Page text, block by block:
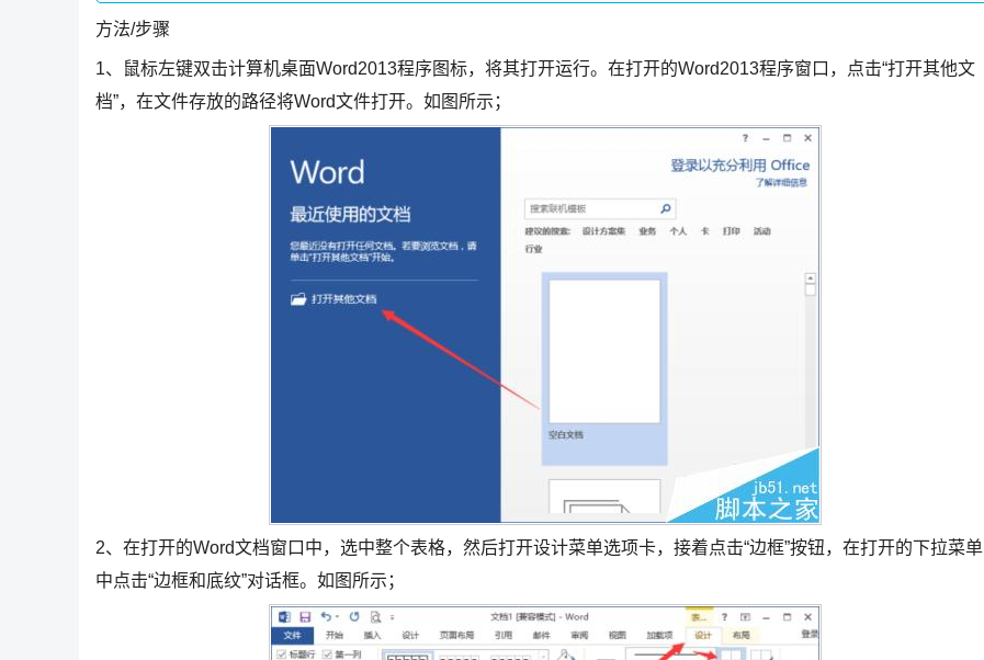
方法/步骤
1、鼠标左键双击计算机桌面Word2013程序图标，将其打开运行。在打开的Word2013程序窗口，点击“打开其他文
档”，在文件存放的路径将Word文件打开。如图所示；
2、在打开的Word文档窗口中，选中整个表格，然后打开设计菜单选项卡，接着点击“边框”按钮，在打开的下拉菜单
中点击“边框和底纹”对话框。如图所示；